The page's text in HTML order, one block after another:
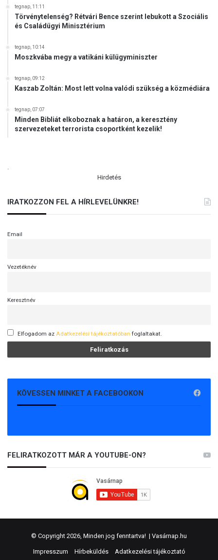
tegnap, 11:11
Törvénytelenség? Rétvári Bence szerint lebukott a Szociális
és Családügyi Minisztérium
tegnap, 10:14
Moszkvába megy a vatikáni külügyminiszter
tegnap, 09:12
Kaszab Zoltán: Most lett volna valódi szükség a közmédiára
tegnap, 07:07
Minden Bibliát elkoboznak a határon, a keresztény
szervezeteket terrorista csoportként kezelik!
Hirdetés
IRATKOZZON FEL A HÍRLEVELÜNKRE!
Email
Vezetéknév
Keresztnév
Elfogadom az Adatkezelési tájékoztatóban foglaltakat.
KÖVESSEN MINKET A FACEBOOKON
FELIRATKOZOTT MÁR A YOUTUBE-ON?
© Copyright 2026, Minden jog fenntartva! | Vasárnap.hu
Impresszum Hírbeküldés Adatkezelési tájékoztató